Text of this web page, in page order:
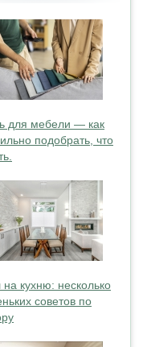
для мебели — как
подобрать, что
на кухню: несколько
советов по